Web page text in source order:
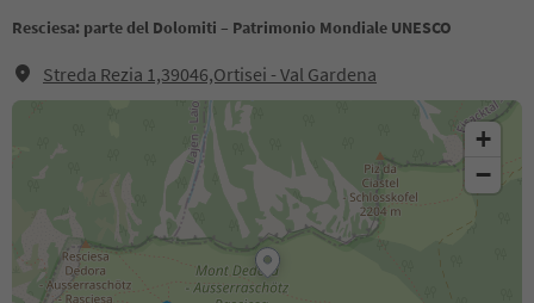
Resciesa: parte del Dolomiti – Patrimonio Mondiale UNESCO
Streda Rezia 1,39046,Ortisei - Val Gardena
+
−